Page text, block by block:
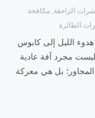
الزاحفة ,مكافحة
الطائرة
الليل إلى كابوس
مجرد آفة عادية
المجاور؛ بل هي معركة